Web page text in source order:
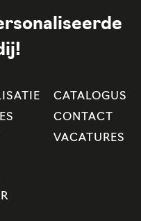
CATALOGUS
CONTACT
VACATURES